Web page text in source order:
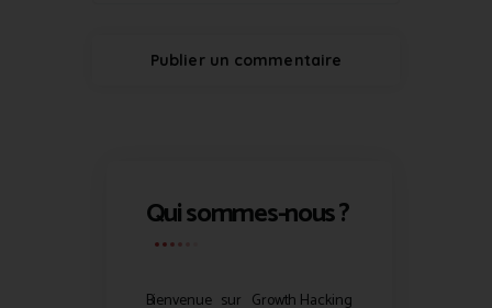
Qui sommes-nous ?
Bienvenue sur Growth Hacking